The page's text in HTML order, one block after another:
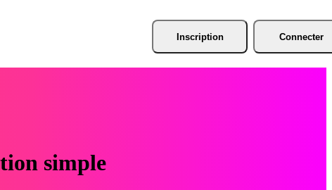
Inscription Connecter
simple